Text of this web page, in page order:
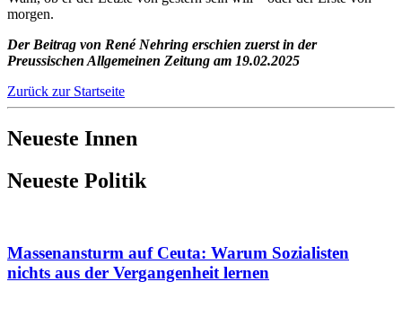
morgen.
Der Beitrag von René Nehring erschien zuerst in der
Preussischen Allgemeinen Zeitung am 19.02.2025
Zurück zur Startseite
Neueste Innen
Neueste Politik
Massenansturm auf Ceuta: Warum Sozialisten
nichts aus der Vergangenheit lernen